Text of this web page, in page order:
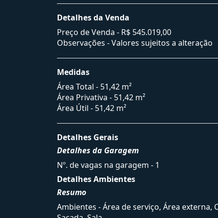
Detalhes da Venda
Preço de Venda - R$ 545.019,00
Observações - Valores sujeitos a alteração
Medidas
Área Total - 51,42 m²
Área Privativa - 51,42 m²
Área Útil - 51,42 m²
Detalhes Gerais
Detalhes da Garagem
Nº. de vagas na garagem - 1
Detalhes Ambientes
Resumo
Ambientes - Área de serviço, Área externa,